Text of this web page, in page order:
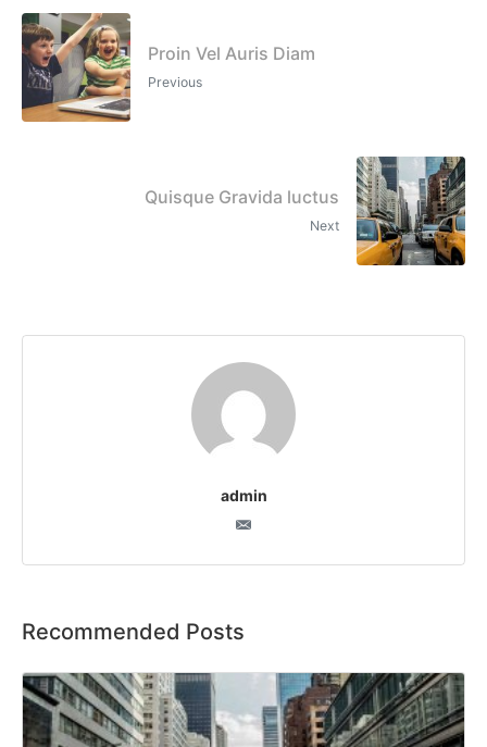
Proin Vel Auris Diam
Previous
Quisque Gravida luctus
Next
admin
Recommended Posts